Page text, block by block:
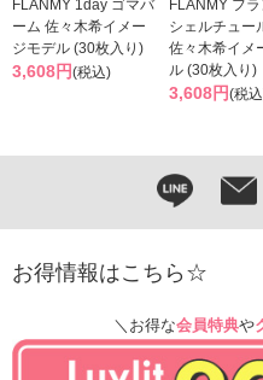
FLANMY 1day ゴマバ
ーム 佐々木希イメー
ジモデル (30枚入り)
3,608円(税込)
FLANMY フ
シェルチュー
佐々木希イメ
ル (30枚入り)
3,608円(税
お得情報はこちら☆
＼お得な会員特典や